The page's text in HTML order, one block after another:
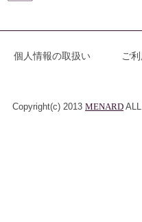
個人情報の取扱い ご
Copyright(c) 2013 MENARD